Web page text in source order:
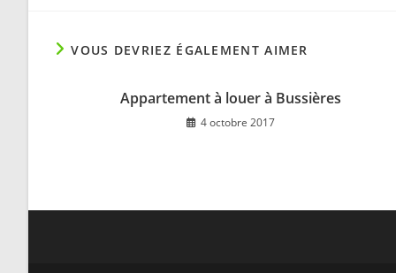
VOUS DEVRIEZ ÉGALEMENT AIMER
Appartement à louer à Bussières
4 octobre 2017